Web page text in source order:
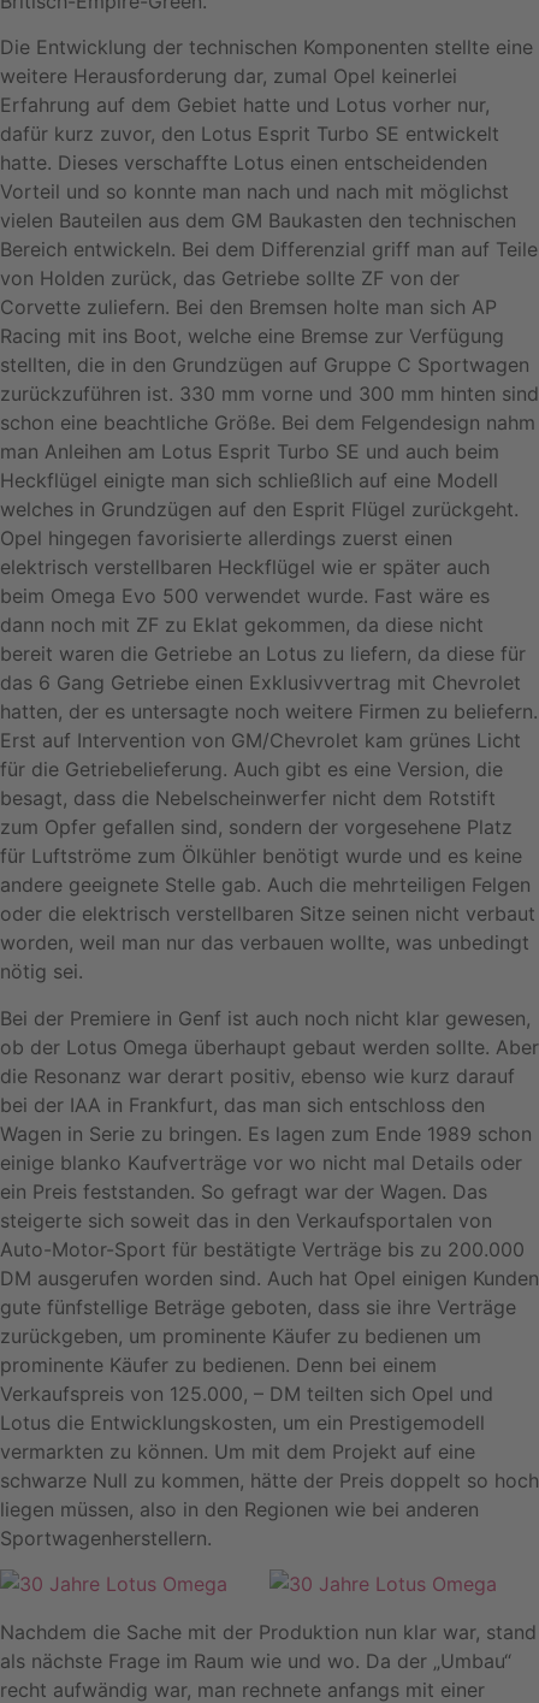
Die Entwicklung der technischen Komponenten stellte eine
weitere Herausforderung dar, zumal Opel keinerlei
Erfahrung auf dem Gebiet hatte und Lotus vorher nur,
dafür kurz zuvor, den Lotus Esprit Turbo SE entwickelt
hatte. Dieses verschaffte Lotus einen entscheidenden
Vorteil und so konnte man nach und nach mit möglichst
vielen Bauteilen aus dem GM Baukasten den technischen
Bereich entwickeln. Bei dem Differenzial griff man auf Teile
von Holden zurück, das Getriebe sollte ZF von der
Corvette zuliefern. Bei den Bremsen holte man sich AP
Racing mit ins Boot, welche eine Bremse zur Verfügung
stellten, die in den Grundzügen auf Gruppe C Sportwagen
zurückzuführen ist. 330 mm vorne und 300 mm hinten sind
schon eine beachtliche Größe. Bei dem Felgendesign nahm
man Anleihen am Lotus Esprit Turbo SE und auch beim
Heckflügel einigte man sich schließlich auf eine Modell
welches in Grundzügen auf den Esprit Flügel zurückgeht.
Opel hingegen favorisierte allerdings zuerst einen
elektrisch verstellbaren Heckflügel wie er später auch
beim Omega Evo 500 verwendet wurde. Fast wäre es
dann noch mit ZF zu Eklat gekommen, da diese nicht
bereit waren die Getriebe an Lotus zu liefern, da diese für
das 6 Gang Getriebe einen Exklusivvertrag mit Chevrolet
hatten, der es untersagte noch weitere Firmen zu beliefern.
Erst auf Intervention von GM/Chevrolet kam grünes Licht
für die Getriebelieferung. Auch gibt es eine Version, die
besagt, dass die Nebelscheinwerfer nicht dem Rotstift
zum Opfer gefallen sind, sondern der vorgesehene Platz
für Luftströme zum Ölkühler benötigt wurde und es keine
andere geeignete Stelle gab. Auch die mehrteiligen Felgen
oder die elektrisch verstellbaren Sitze seinen nicht verbaut
worden, weil man nur das verbauen wollte, was unbedingt
nötig sei.
Bei der Premiere in Genf ist auch noch nicht klar gewesen,
ob der Lotus Omega überhaupt gebaut werden sollte. Aber
die Resonanz war derart positiv, ebenso wie kurz darauf
bei der IAA in Frankfurt, das man sich entschloss den
Wagen in Serie zu bringen. Es lagen zum Ende 1989 schon
einige blanko Kaufverträge vor wo nicht mal Details oder
ein Preis feststanden. So gefragt war der Wagen. Das
steigerte sich soweit das in den Verkaufsportalen von
Auto-Motor-Sport für bestätigte Verträge bis zu 200.000
DM ausgerufen worden sind. Auch hat Opel einigen Kunden
gute fünfstellige Beträge geboten, dass sie ihre Verträge
zurückgeben, um prominente Käufer zu bedienen um
prominente Käufer zu bedienen. Denn bei einem
Verkaufspreis von 125.000, – DM teilten sich Opel und
Lotus die Entwicklungskosten, um ein Prestigemodell
vermarkten zu können. Um mit dem Projekt auf eine
schwarze Null zu kommen, hätte der Preis doppelt so hoch
liegen müssen, also in den Regionen wie bei anderen
Sportwagenherstellern.
Nachdem die Sache mit der Produktion nun klar war, stand
als nächste Frage im Raum wie und wo. Da der „Umbau“
recht aufwändig war, man rechnete anfangs mit einer